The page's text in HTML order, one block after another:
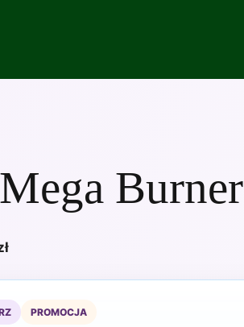
Burner
Aktualna
100,00 zł.
PROMOCJA